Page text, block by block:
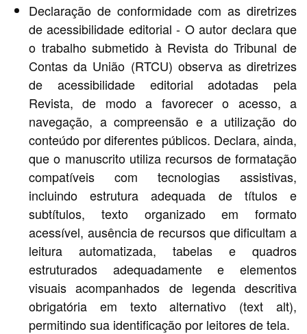
Declaração de conformidade com as diretrizes
de acessibilidade editorial - O autor declara que
o trabalho submetido à Revista do Tribunal de
Contas da União (RTCU) observa as diretrizes
de acessibilidade editorial adotadas pela
Revista, de modo a favorecer o acesso, a
navegação, a compreensão e a utilização do
conteúdo por diferentes públicos. Declara, ainda,
que o manuscrito utiliza recursos de formatação
compatíveis com tecnologias assistivas,
incluindo estrutura adequada de títulos e
subtítulos, texto organizado em formato
acessível, ausência de recursos que dificultam a
leitura automatizada, tabelas e quadros
estruturados adequadamente e elementos
visuais acompanhados de legenda descritiva
obrigatória em texto alternativo (text alt),
permitindo sua identificação por leitores de tela.